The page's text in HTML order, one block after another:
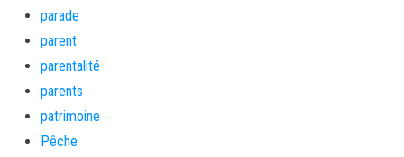
parade
parent
parentalité
parents
patrimoine
Pêche